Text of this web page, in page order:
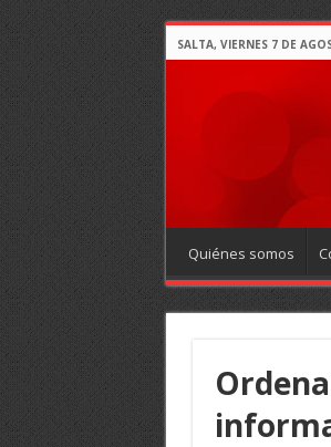
SALTA, VIERNES 7 DE
Quiénes somos